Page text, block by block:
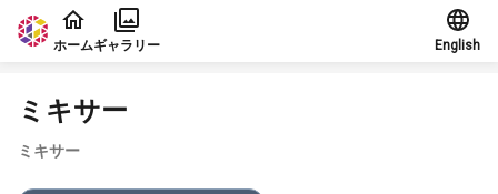
本文に飛ぶ
ホームギャラリー English
ミキサー
ミキサー